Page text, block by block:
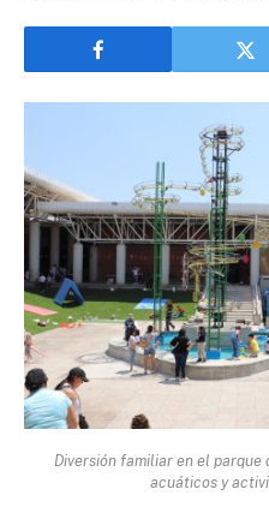
Diversión familiar en el parque
acuáticos y